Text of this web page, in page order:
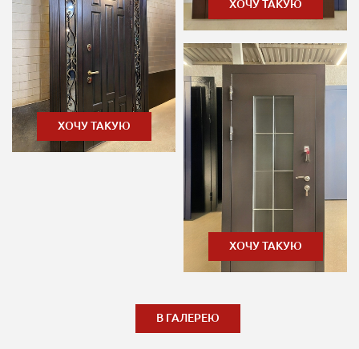
ХОЧУ ТАКУЮ
ХОЧУ ТАКУЮ
ХОЧУ ТАКУЮ
В ГАЛЕРЕЮ